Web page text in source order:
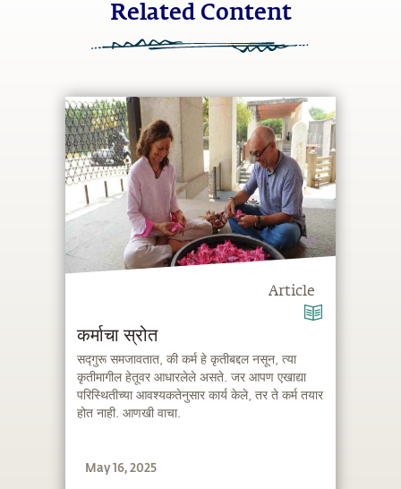
Related Content
Article
कर्माचा स्रोत
सद्गुरू समजावतात, की कर्म हे कृतीबद्दल नसून, त्या
कृतीमागील हेतूवर आधारलेले असते. जर आपण एखाद्या
परिस्थितीच्या आवश्यकतेनुसार कार्य केले, तर ते कर्म तयार
होत नाही. आणखी वाचा.
May 16, 2025